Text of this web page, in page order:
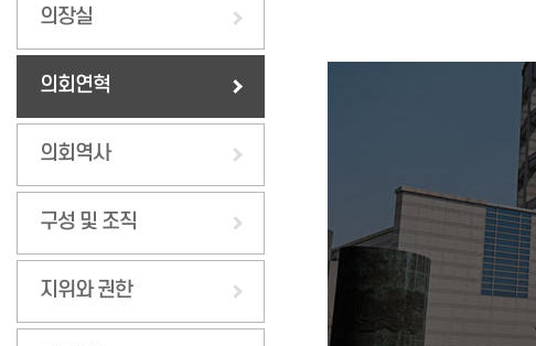
의장실
의회연혁
의회역사
구성 및 조직
지위와 권한